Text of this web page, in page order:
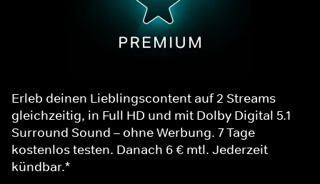
Erleb deinen Lieblingscontent auf 2 Streams
gleichzeitig, in Full HD und mit Dolby Digital 5.1
Surround Sound – ohne Werbung. 7 Tage
kostenlos testen. Danach 6 € mtl. Jederzeit
kündbar.*